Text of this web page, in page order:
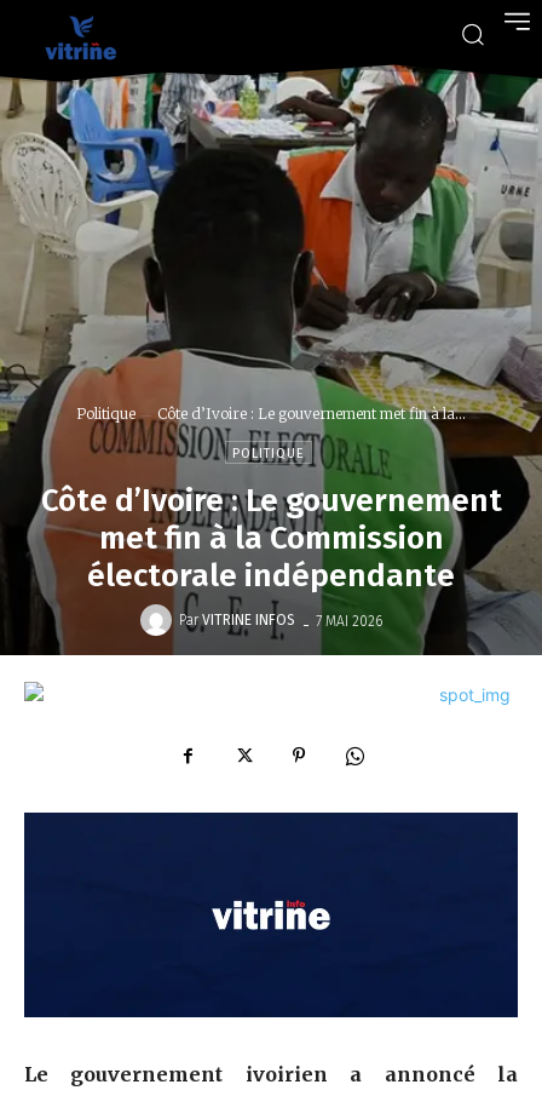
Politique Côte d’Ivoire : Le gouvernement met fin à la...
POLITIQUE
Côte d’Ivoire : Le gouvernement
met fin à la Commission
électorale indépendante
Par VITRINE INFOS - 7 MAI 2026
Le gouvernement ivoirien a annoncé la